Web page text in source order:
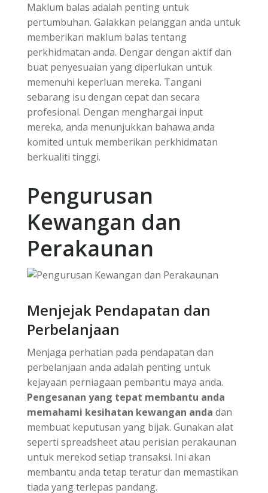
Maklum balas adalah penting untuk
pertumbuhan. Galakkan pelanggan anda untuk
memberikan maklum balas tentang
perkhidmatan anda. Dengar dengan aktif dan
buat penyesuaian yang diperlukan untuk
memenuhi keperluan mereka. Tangani
sebarang isu dengan cepat dan secara
profesional. Dengan menghargai input
mereka, anda menunjukkan bahawa anda
komited untuk memberikan perkhidmatan
berkualiti tinggi.
Pengurusan
Kewangan dan
Perakaunan
Menjejak Pendapatan dan
Perbelanjaan
Menjaga perhatian pada pendapatan dan
perbelanjaan anda adalah penting untuk
kejayaan perniagaan pembantu maya anda.
Pengesanan yang tepat membantu anda
memahami kesihatan kewangan anda dan
membuat keputusan yang bijak. Gunakan alat
seperti spreadsheet atau perisian perakaunan
untuk merekod setiap transaksi. Ini akan
membantu anda tetap teratur dan memastikan
tiada yang terlepas pandang.